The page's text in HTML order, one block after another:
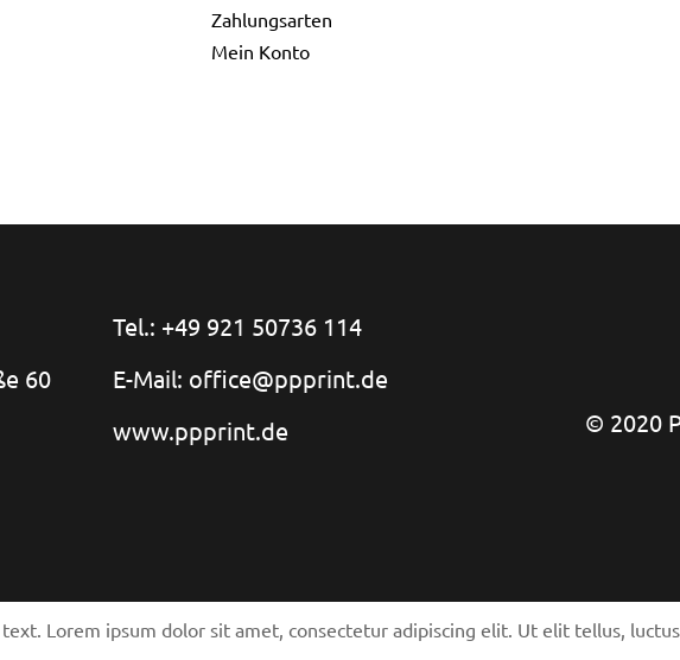
Zahlungsarten
Mein Konto
60
Tel.: +49 921 50736 114
E-Mail: office@ppprint.de
www.ppprint.de
© 2020
Lorem ipsum dolor sit amet, consectetur adipiscing elit. Ut elit tellus,